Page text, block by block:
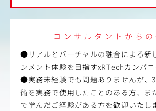
コンサルタントからの
●リアルとバーチャルの融合による新
ンメント体験を目指すxRTechカンパ
●実務未経験でも問題ありませんが、
術を実務で使用したことのある方、ま
で学んだご経験がある方を歓迎いたし